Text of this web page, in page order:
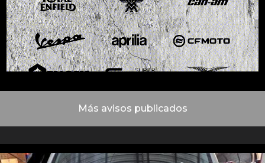
Más avisos publicados